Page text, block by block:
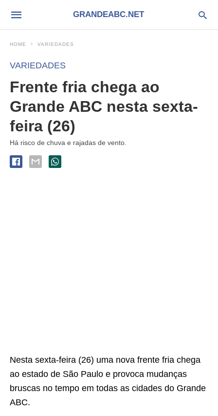
GRANDEABC.NET
HOME VARIEDADES
VARIEDADES
Frente fria chega ao
Grande ABC nesta sexta-
feira (26)
Há risco de chuva e rajadas de vento.
Nesta sexta-feira (26) uma nova frente fria chega
ao estado de São Paulo e provoca mudanças
bruscas no tempo em todas as cidades do Grande
ABC.